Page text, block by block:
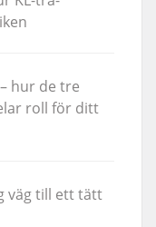
hur de tre
roll för ditt
väg till ett tätt